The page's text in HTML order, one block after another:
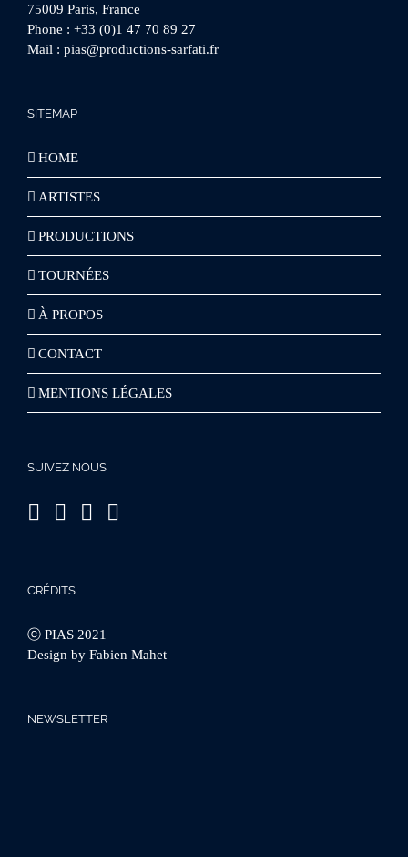
75009 Paris, France
Phone : +33 (0)1 47 70 89 27
Mail : pias@productions-sarfati.fr
SITEMAP
HOME
ARTISTES
PRODUCTIONS
TOURNÉES
À PROPOS
CONTACT
MENTIONS LÉGALES
SUIVEZ NOUS
CRÉDITS
ⓒ PIAS 2021
Design by Fabien Mahet
NEWSLETTER